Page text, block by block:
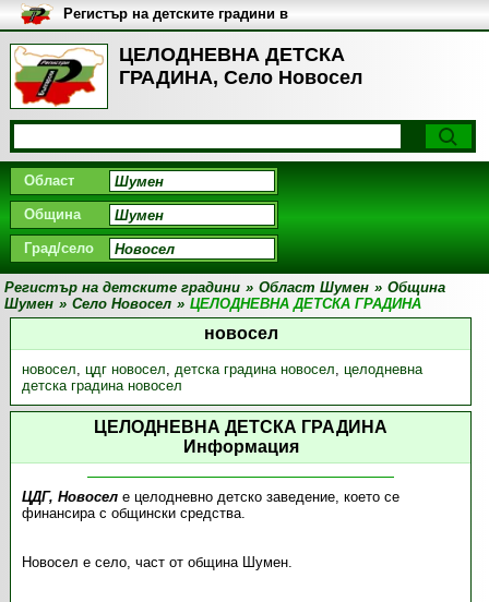
ЦЕЛОДНЕВНА ДЕТСКА
ГРАДИНА, Село Новосел
Регистър на детските градини в
България
Област
Община
Град/село
Регистър на детските градини » Област Шумен » Община
Шумен » Село Новосел » ЦЕЛОДНЕВНА ДЕТСКА ГРАДИНА
новосел
новосел, цдг новосел, детска градина новосел, целодневна
детска градина новосел
ЦЕЛОДНЕВНА ДЕТСКА ГРАДИНА
Информация
ЦДГ, Новоселе целодневно детско заведение, което се
финансира с общински средства.
Новосел е село, част от община Шумен.